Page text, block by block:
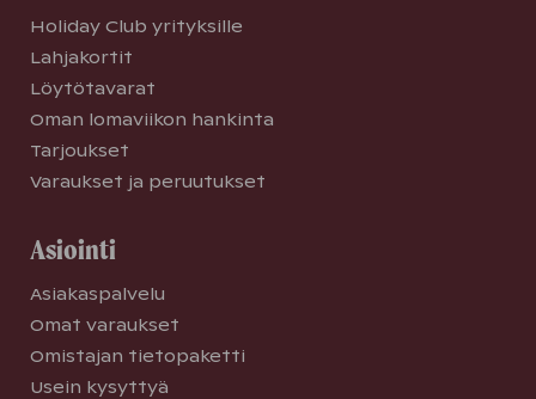
Holiday Club yrityksille
Lahjakortit
Löytötavarat
Oman lomaviikon hankinta
Tarjoukset
Varaukset ja peruutukset
Asiointi
Asiakaspalvelu
Omat varaukset
Omistajan tietopaketti
Usein kysyttyä